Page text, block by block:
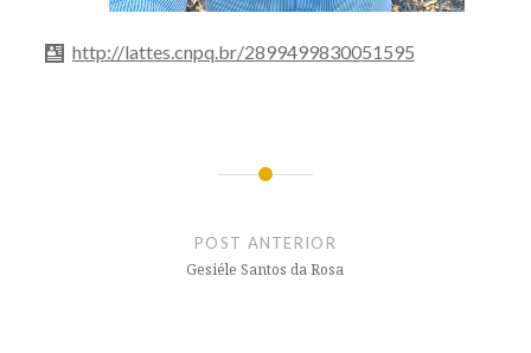
http://lattes.cnpq.br/2899499830051595
POST ANTERIOR
Gesiéle Santos da Rosa